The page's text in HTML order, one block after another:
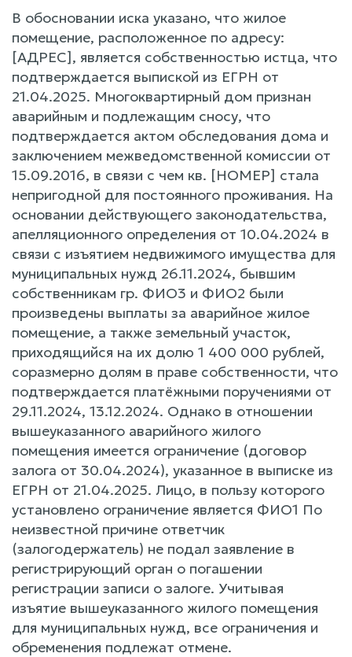
В обосновании иска указано, что жилое
помещение, расположенное по адресу:
[АДРЕС], является собственностью истца, что
подтверждается выпиской из ЕГРН от
21.04.2025. Многоквартирный дом признан
аварийным и подлежащим сносу, что
подтверждается актом обследования дома и
заключением межведомственной комиссии от
15.09.2016, в связи с чем кв. [НОМЕР] стала
непригодной для постоянного проживания. На
основании действующего законодательства,
апелляционного определения от 10.04.2024 в
связи с изъятием недвижимого имущества для
муниципальных нужд 26.11.2024, бывшим
собственникам гр. ФИО3 и ФИО2 были
произведены выплаты за аварийное жилое
помещение, а также земельный участок,
приходящийся на их долю 1 400 000 рублей,
соразмерно долям в праве собственности, что
подтверждается платёжными поручениями от
29.11.2024, 13.12.2024. Однако в отношении
вышеуказанного аварийного жилого
помещения имеется ограничение (договор
залога от 30.04.2024), указанное в выписке из
ЕГРН от 21.04.2025. Лицо, в пользу которого
установлено ограничение является ФИО1 По
неизвестной причине ответчик
(залогодержатель) не подал заявление в
регистрирующий орган о погашении
регистрации записи о залоге. Учитывая
изъятие вышеуказанного жилого помещения
для муниципальных нужд, все ограничения и
обременения подлежат отмене.